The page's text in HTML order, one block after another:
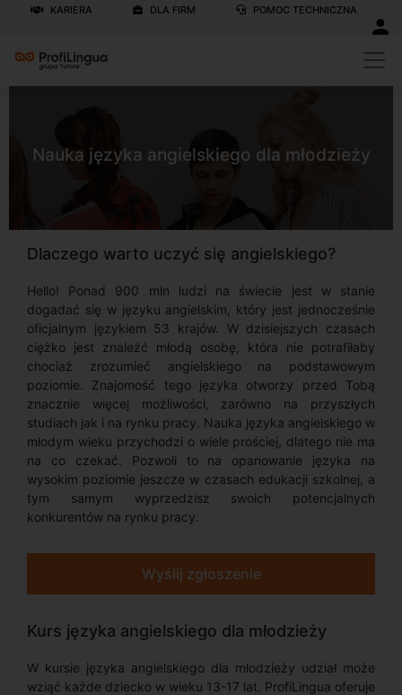
KARIERA DLA FIRM POMOC TECHNICZNA
Nauka języka angielskiego dla młodzieży
Dlaczego warto uczyć się angielskiego?
Hello! Ponad 900 mln ludzi na świecie jest w stanie
dogadać się w języku angielskim, który jest jednocześnie
oficjalnym językiem 53 krajów. W dzisiejszych czasach
ciężko jest znaleźć młodą osobę, która nie potrafiłaby
chociaż zrozumieć angielskiego na podstawowym
poziomie. Znajomość tego języka otworzy przed Tobą
znacznie więcej możliwości, zarówno na przyszłych
studiach jak i na rynku pracy. Nauka języka angielskiego w
młodym wieku przychodzi o wiele prościej, dlatego nie ma
na co czekać. Pozwoli to na opanowanie języka na
wysokim poziomie jeszcze w czasach edukacji szkolnej, a
tym samym wyprzedzisz swoich potencjalnych
konkurentów na rynku pracy.
Wyślij zgłoszenie
Kurs języka angielskiego dla młodzieży
W kursie języka angielskiego dla młodzieży udział może
wziąć każde dziecko w wieku 13-17 lat. ProfiLingua oferuje